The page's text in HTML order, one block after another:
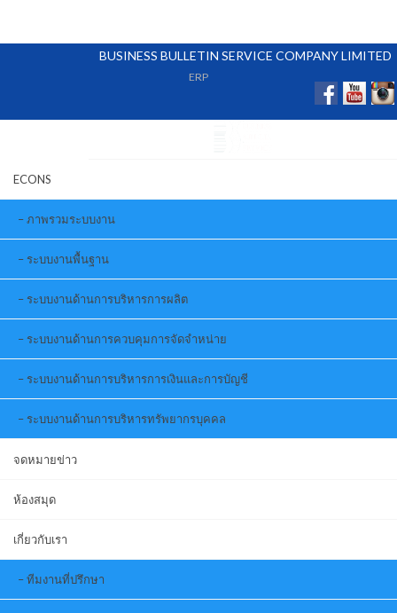
BUSINESS BULLETIN SERVICE COMPANY LIMITED
ERP
ECONS
ภาพรวมระบบงาน
ระบบงานพื้นฐาน
ระบบงานด้านการบริหารการผลิต
ระบบงานด้านการควบคุมการจัดจำหน่าย
ระบบงานด้านการบริหารการเงินและการบัญชี
ระบบงานด้านการบริหารทรัพยากรบุคคล
จดหมายข่าว
ห้องสมุด
เกี่ยวกับเรา
ทีมงานที่ปรึกษา